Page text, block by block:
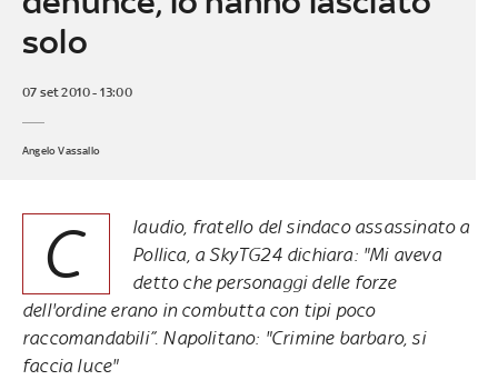
solo
07 set 2010 - 13:00
Angelo Vassallo
C
laudio, fratello del sindaco assassinato a
Pollica, a SkyTG24 dichiara: "Mi aveva
detto che personaggi delle forze
dell'ordine erano in combutta con tipi poco
raccomandabili”. Napolitano: "Crimine barbaro, si
faccia luce"